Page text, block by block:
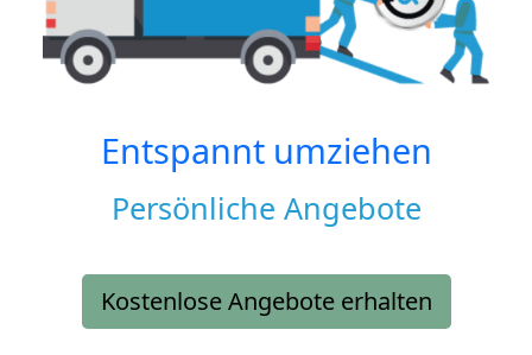
Entspannt umziehen
Persönliche Angebote
Kostenlose Angebote erhalten